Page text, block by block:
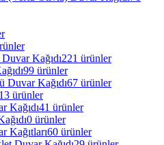
Kağıdı221 ürünler
99 ürünler
Duvar Kağıdı67 ürünler
ürünler
Kağıdı41 ürünler
0 ürünler
Kağıtları60 ürünler